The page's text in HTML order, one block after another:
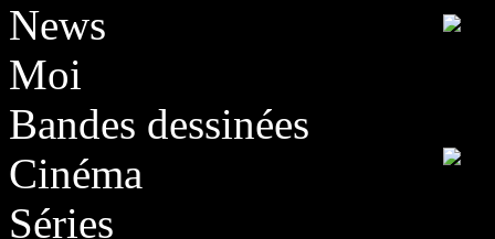
News
Moi
Bandes dessinées
Cinéma
Séries